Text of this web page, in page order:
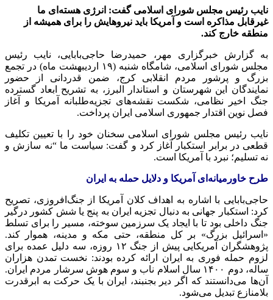
نایب رئیس مجلس شورای اسلامی گفت: انرژی هسته‌ای ما
غیرقابل مذاکره است و آمریکا باید نیروهایش را برای همیشه از
منطقه خارج کند.
به گزارش خبرگزاری مهر، حمیدرضا حاجی‌بابایی، نایب رئیس
مجلس شورای اسلامی، شامگاه شنبه (۱۹ اردیبهشت ماه) در تجمع
بزرگ و پرشور مردم انقلابی کرج، ضمن قدردانی از حضور
نمایندگان این شهرستان و استاندار البرز، به تشریح ابعاد گسترده
جنگ اخیر نظامی، شکست نقشه‌های تجزیه‌طلبانه آمریکا و آغاز
فصل نوین اقتدار جمهوری اسلامی ایران پرداخت.
نایب رئیس مجلس شورای اسلامی سخنان خود را با تعیین تکلیف
قطعی در برابر استکبار آغاز کرد و گفت: سیاست ما “نه سازش و
نه تسلیم؛ نبرد با آمریکا است.
طرح خاورمیانه‌ای آمریکا و دلایل حمله به ایران
حاجی‌بابایی با اشاره به اهداف کلان آمریکا از جنگ‌افروزی، تصریح
کرد: استکبار جهانی به دنبال تجزیه ایران به پنج یا شش کشور درگیر
جنگ داخلی بود تا با ایجاد یک سرزمین سوخته، مسیر را برای تسلط
«اسرائیل بزرگ» بر کل منطقه، حتی مکه و مدینه، هموار کند.
پژوهشگران آمریکایی پیش از جنگ ۱۲ روزه، سه دلیل عمده برای
لزوم حمله فوری به ایران ارائه کرده بودند: نخست تمدن هزاران
ساله، دوم ۱۴۰۰ سال اسلام ناب و سوم هوش سرشار مردم ایران.
آن‌ها می‌دانستند که اگر دیر بجنبند، ایران با یک حرکت به ابرقدرت
بلامنازع تبدیل می‌شود.